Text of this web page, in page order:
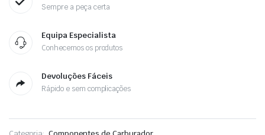
Sempre a peça certa
Equipa Especialista
Conhecemos os produtos
Devoluções Fáceis
Rápido e sem complicações